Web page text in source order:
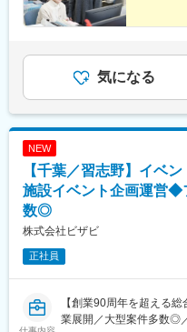
気になる
NEW
【千葉／習志野】イベ
施設イベント企画運営
数◎
株式会社ビザビ
正社員
【創業90周年を超える
業展開／大型案件多数◎